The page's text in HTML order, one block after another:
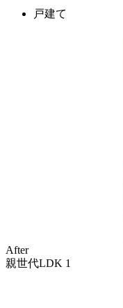
戸建て
After
親世代LDK 1